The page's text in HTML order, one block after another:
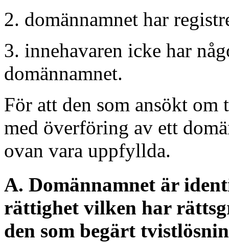
2. domännamnet har
3. innehavaren icke har
domännamnet.
För att den som ansökt
med överföring av ett
ovan vara uppfyllda.
A. Domännamnet är
rättighet vilken har
den som begärt